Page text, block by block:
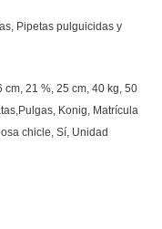
, Pipetas pulguicidas y
cm, 21 %, 25 cm, 40 kg, 50
, Konig, Matrícula
chicle, Sí, Unidad